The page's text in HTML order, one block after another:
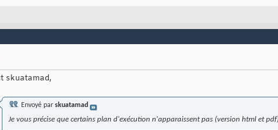
skuatamad,
Envoyé par skuatamad
Je vous précise que certains plan d'exécution n'apparaissent pas (version html et